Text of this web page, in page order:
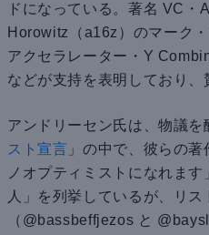
ドになっている。著名 VC・
Horowitz（a16z）のマーク
アクセラレーター・Y
などが支持を表明しており、
アンドリーセン氏は、物議を
スト宣言 」の中で、彼らの
ノオプティミストになれま
人」を列挙しているが、リス
（@bassbeffjezos と